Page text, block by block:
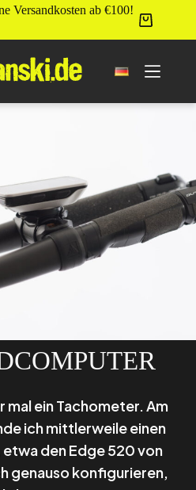
Versandkosten ab €100!
mal ein Tachometer. Am
ich mittlerweile einen
den Edge 520 von
genauso konfigurieren,